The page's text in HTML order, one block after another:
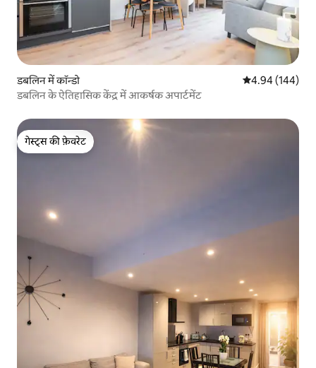
डबलिन में कॉन्डो औसत रेटिंग 5 में से
4.94 (144)
डबलिन के ऐतिहासिक केंद्र में आकर्षक अपार्टमेंट
गेस्ट्स की फ़ेवरेट
गेस्ट्स की फ़ेवरेट